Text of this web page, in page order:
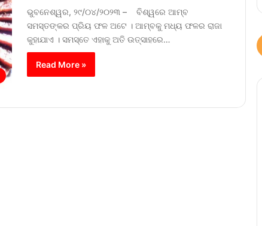
ଭୁବନେଶ୍ୱର, ୨୯/୦୪/୨୦୨୩ – ବିଶ୍ୱରେ ଆମ୍ବ
ସମସ୍ତଙ୍କର ପ୍ରିୟ ଫଳ ଅଟେ । ଆମ୍ବକୁ ମଧ୍ୟ ଫଳର ରାଜା
କୁହାଯାଏ । ସମସ୍ତେ ଏହାକୁ ଅତି ଉତ୍ସାହରେ…
Read More »